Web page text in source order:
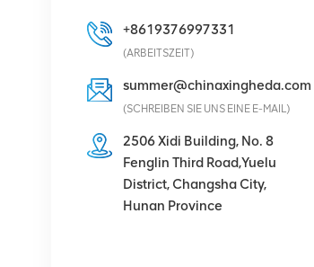
SYNTH4V2 für
DETAILS ANZEIGEN
ERICSSON 2212 B31
KRC 161 893/1
Funkfernbedienung
DETAILS ANZEIGEN
+8619376997331
(ARBEITSZEIT)
summer@chinaxingheda.com
(SCHREIBEN SIE UNS EINE E-MAIL)
2506 Xidi Building, No. 8
Fenglin Third Road,Yuelu
District, Changsha City,
Hunan Province